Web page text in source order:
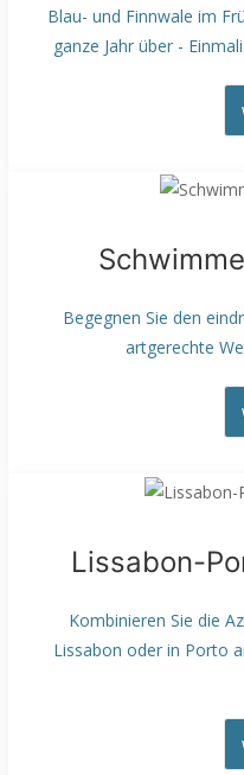
Blau- und Finnwale im
ganze Jahr über -
Begegnen Sie den
artgerechte
Lissabon-
Kombinieren Sie die
Lissabon oder in Porto